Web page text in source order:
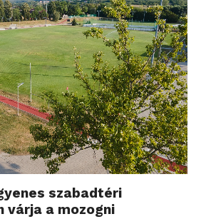
szabadtéri
várja a mozogni